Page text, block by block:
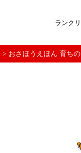
ランク
> おさほうえほん 育ち